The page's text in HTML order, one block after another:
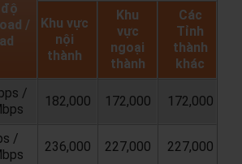
/
Khu vực
nội
thành
Khu
vực
ngoại
thành
Các
Tỉnh
thành
khác
/
182,000 172,000 172,000
/
236,000 227,000 227,000